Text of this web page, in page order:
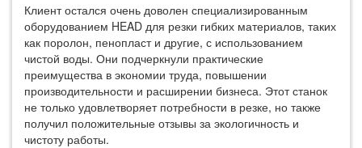
Клиент остался очень доволен специализированным
оборудованием HEAD для резки гибких материалов, таких
как поролон, пенопласт и другие, с использованием
чистой воды. Они подчеркнули практические
преимущества в экономии труда, повышении
производительности и расширении бизнеса. Этот станок
не только удовлетворяет потребности в резке, но также
получил положительные отзывы за экологичность и
чистоту работы.